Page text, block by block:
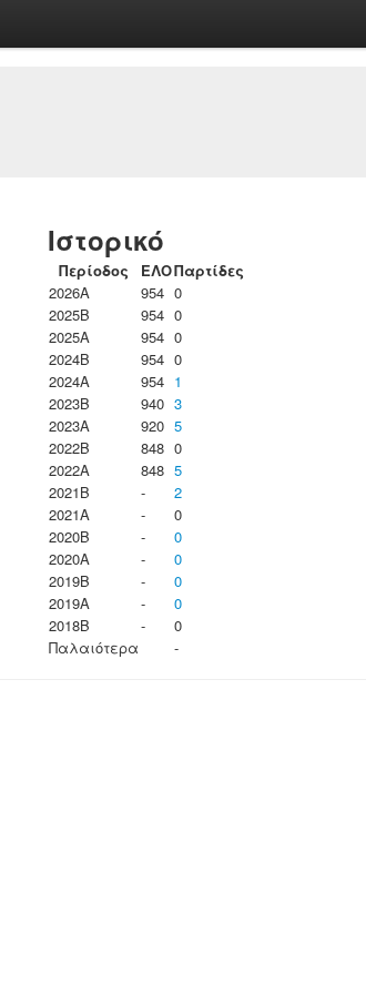
Ιστορικό
Περίοδος ΕΛΟΠαρτίδες
2026A
954 0
2025B
954 0
2025A
954 0
2024B
954 0
2024A
954 1
2023B
940 3
2023Α
920 5
2022B
848 0
2022A
848 5
2021B
-
2
2021A
-
0
2020B
-
0
2020A
-
0
2019B
-
0
2019A
-
0
2018B
-
0
Παλαιότερα
-